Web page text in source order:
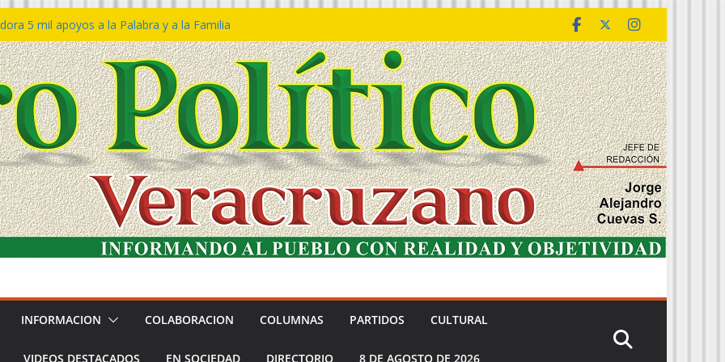
5 mil apoyos a la Palabra y a la Familia
Declaraciones de Procedencia en contra
𝙂𝙤𝙗𝙞𝙚𝙧𝙣𝙤 𝙙𝙚𝙡 𝙀𝙨𝙩𝙖𝙙𝙤 𝙖 𝙙𝙞𝙨𝙛𝙧𝙪𝙩𝙖𝙧
𝙙𝙚𝙡 𝙈𝙖𝙧 𝙚𝙣 𝘾𝙤𝙖𝙩𝙯𝙖𝙘𝙤𝙖𝙡𝙘𝙤𝙨
de policías con vocación de servicio y
SSP
Bravo rechaza acusaciones y asegura que
solicitud de desafuero
INFORMACION COLABORACION COLUMNAS PARTIDOS CULTURAL
VIDEOS DESTACADOS EN SOCIEDAD DIRECTORIO 8 DE AGOSTO DE 2026